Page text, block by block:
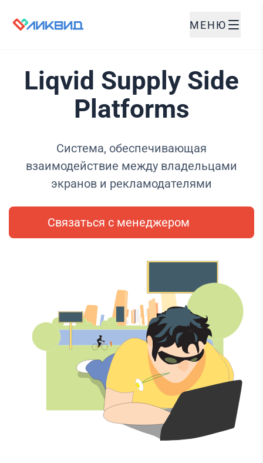
МЕНЮ
Liqvid Supply Side
Platforms
Система, обеспечивающая
взаимодействие между владельцами
экранов и рекламодателями
Связаться с менеджером